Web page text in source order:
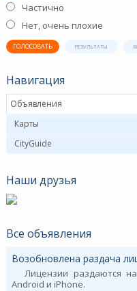
Частично
Нет, очень плохие
ГОЛОСОВАТЬ РЕЗУЛЬТАТЫ
Навигация
Объявления
Карты
CityGuide
Наши друзья
Все объявления
Возобновлена раздача
Лицензии раздаются
Android и iPhone.